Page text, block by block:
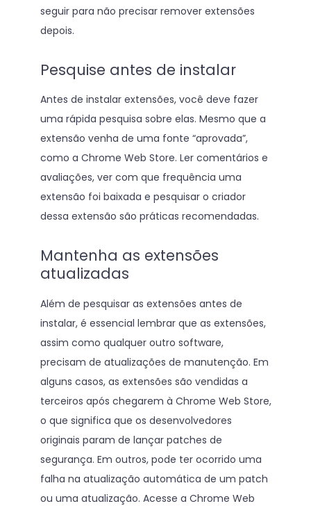
seguir para não precisar remover extensões
depois.
Pesquise antes de instalar
Antes de instalar extensões, você deve fazer
uma rápida pesquisa sobre elas. Mesmo que a
extensão venha de uma fonte “aprovada”,
como a Chrome Web Store. Ler comentários e
avaliações, ver com que frequência uma
extensão foi baixada e pesquisar o criador
dessa extensão são práticas recomendadas.
Mantenha as extensões
atualizadas
Além de pesquisar as extensões antes de
instalar, é essencial lembrar que as extensões,
assim como qualquer outro software,
precisam de atualizações de manutenção. Em
alguns casos, as extensões são vendidas a
terceiros após chegarem à Chrome Web Store,
o que significa que os desenvolvedores
originais param de lançar patches de
segurança. Em outros, pode ter ocorrido uma
falha na atualização automática de um patch
ou uma atualização. Acesse a Chrome Web